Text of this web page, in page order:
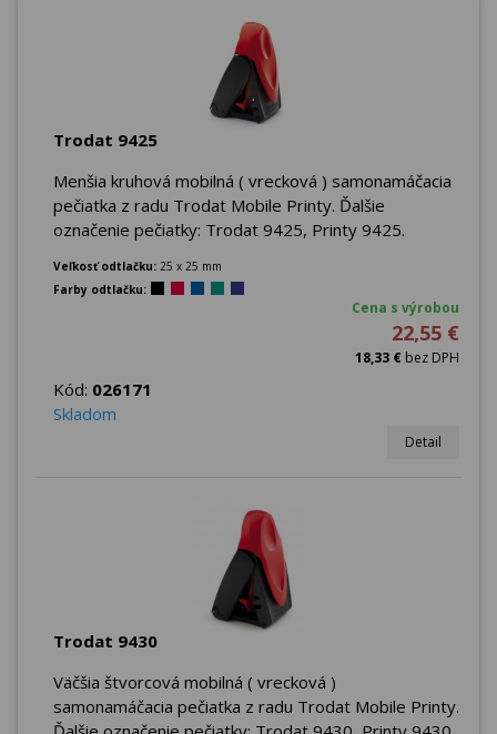
Trodat 9425
Menšia kruhová mobilná ( vrecková ) samonamáčacia
pečiatka z radu Trodat Mobile Printy. Ďalšie
označenie pečiatky: Trodat 9425, Printy 9425.
Veľkosť odtlačku: 25 x 25 mm
Farby odtlačku:
Cena s výrobou
22,55 €
18,33 € bez DPH
Kód: 026171
Skladom
Detail
Trodat 9430
Väčšia štvorcová mobilná ( vrecková )
samonamáčacia pečiatka z radu Trodat Mobile Printy.